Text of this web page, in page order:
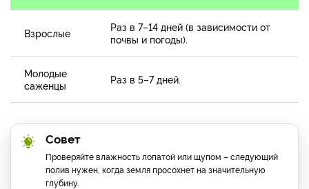
Взрослые
Раз в 7–14 дней (в зависимости от
почвы и погоды).
Молодые
саженцы
Раз в 5–7 дней.
Совет
Проверяйте влажность лопатой или щупом – следующий
полив нужен, когда земля просохнет на значительную
глубину.